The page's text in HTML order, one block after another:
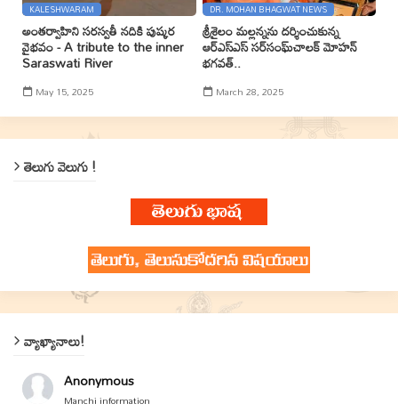
KALESHWARAM
అంతర్వాహిని సరస్వతీ నదికి పుష్కర
వైభవం - A tribute to the inner
Saraswati River
May 15, 2025
DR. MOHAN BHAGWAT NEWS
శ్రీశైలం మల్లన్నను దర్శించుకున్న
ఆర్ఎస్ఎస్ సర్‌సంఘ్‌చాలక్ మోహన్
భగవత్..
March 28, 2025
తెలుగు వెలుగు !
వ్యాఖ్యానాలు!
Anonymous
Manchi information